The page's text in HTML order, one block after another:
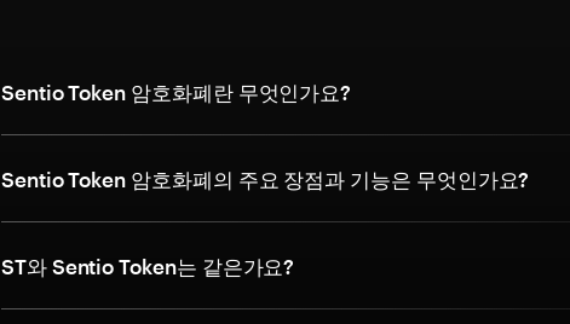
Sentio Token 암호화폐란 무엇인가요?
Sentio Token 암호화폐의 주요 장점과 기능은 무엇인가요?
ST와 Sentio Token는 같은가요?